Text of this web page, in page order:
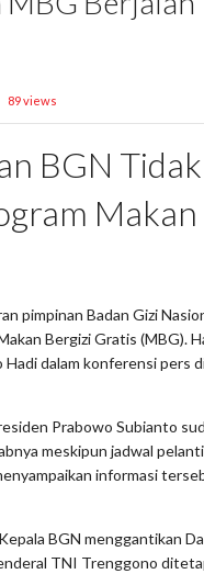
89 views
BGN Tidak
Makan
pimpinan Badan Gizi
Bergizi Gratis (MBG).
dalam konferensi pers
Prabowo Subianto
meskipun jadwal
informasi
BGN menggantikan
TNI Trenggono